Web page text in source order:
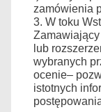
zamówienia
3. W toku
lub
wybranych
ocenie–
istotnych